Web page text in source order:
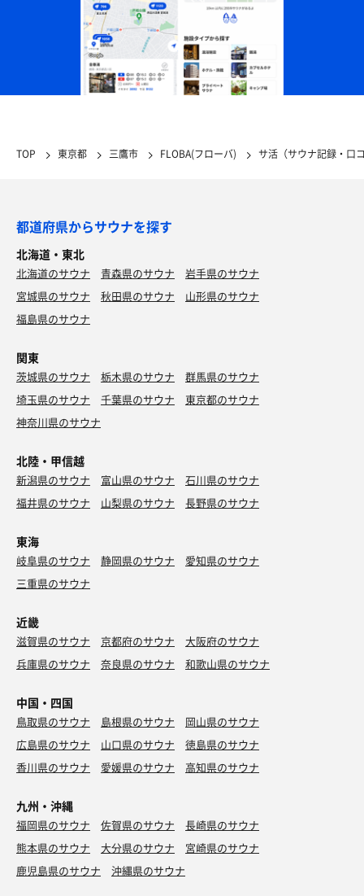
TOP 東京都 三鷹市 FLOBA(フローバ) サ活（サウナ記録・口
都道府県からサウナを探す
北海道・東北
北海道のサウナ 青森県のサウナ
岩手県のサウナ
宮城県のサウナ
秋田県のサウナ
山形県のサウナ
福島県のサウナ
関東
茨城県のサウナ 栃木県のサウナ
群馬県のサウナ
埼玉県のサウナ
千葉県のサウナ
東京都のサウナ
神奈川県のサウナ
北陸・甲信越
新潟県のサウナ 富山県のサウナ
石川県のサウナ
福井県のサウナ
山梨県のサウナ 長野県のサウナ
東海
岐阜県のサウナ 静岡県のサウナ
愛知県のサウナ
三重県のサウナ
近畿
滋賀県のサウナ 京都府のサウナ
大阪府のサウナ
兵庫県のサウナ
奈良県のサウナ 和歌山県のサウナ
中国・四国
鳥取県のサウナ 島根県のサウナ
岡山県のサウナ
広島県のサウナ
山口県のサウナ
徳島県のサウナ
香川県のサウナ
愛媛県のサウナ 高知県のサウナ
九州・沖縄
福岡県のサウナ 佐賀県のサウナ
長崎県のサウナ
熊本県のサウナ
大分県のサウナ
宮崎県のサウナ
鹿児島県のサウナ
沖縄県のサウナ